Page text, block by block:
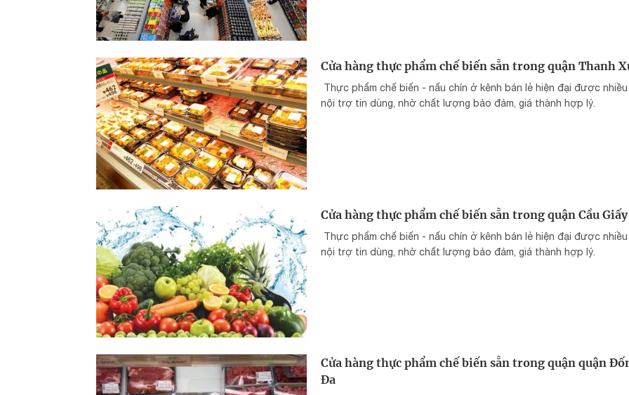
Cửa hàng thực phẩm chế biến sẵn trong quận Thanh
Thực phẩm chế biến - nấu chín ở kênh bán lẻ hiện đại được
nội trợ tin dùng, nhờ chất lượng bảo đảm, giá thành hợp lý.
Cửa hàng thực phẩm chế biến sẵn trong quận Cầu Giấy
Thực phẩm chế biến - nấu chín ở kênh bán lẻ hiện đại được
nội trợ tin dùng, nhờ chất lượng bảo đảm, giá thành hợp lý.
Cửa hàng thực phẩm chế biến sẵn trong quận quận
Đa